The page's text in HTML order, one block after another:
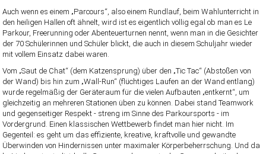
Auch wenn es einem „Parcours“, also einem Rundlauf, beim Wahlunterricht in
den heiligen Hallen oft ähnelt, wird ist es eigentlich völlig egal ob man es Le
Parkour, Freerunning oder Abenteuerturnen nennt, wenn man in die Gesichter
der 70 Schülerinnen und Schüler blickt, die auch in diesem Schuljahr wieder
mit vollem Einsatz dabei waren.
Vom „Saut de Chat“ (dem Katzensprung) über den „Tic Tac“ (Abstoßen von
der Wand) bis hin zum „Wall-Run“ (flüchtiges Laufen an der Wand entlang)
wurde regelmäßig der Geräteraum für die vielen Aufbauten „entkernt“, um
gleichzeitig an mehreren Stationen üben zu können. Dabei stand Teamwork
und gegenseitiger Respekt - streng im Sinne des Parkoursports - im
Vordergrund. Einen klassischen Wettbewerb findet man hier nicht. Im
Gegenteil: es geht um das effiziente, kreative, kraftvolle und gewandte
Überwinden von Hindernissen unter maximaler Körperbeherrschung. Und da